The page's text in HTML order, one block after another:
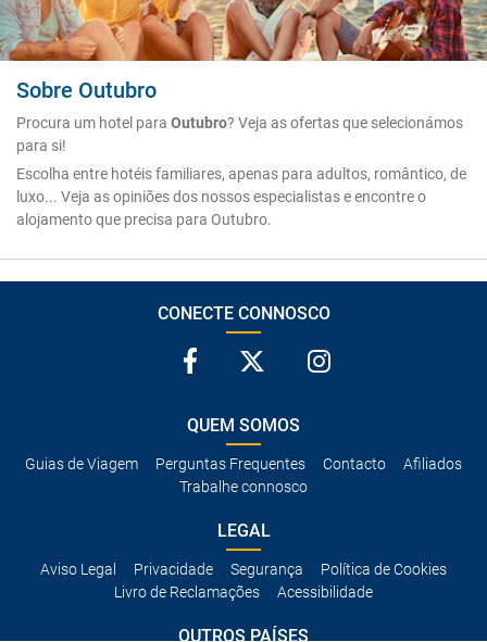
Sobre Outubro
Procura um hotel para Outubro? Veja as ofertas que selecionámos
para si!
Escolha entre hotéis familiares, apenas para adultos, romântico, de
luxo... Veja as opiniões dos nossos especialistas e encontre o
alojamento que precisa para Outubro.
CONECTE CONNOSCO
QUEM SOMOS
Guias de Viagem Perguntas Frequentes Contacto
Afiliados
Trabalhe connosco
LEGAL
Aviso Legal Privacidade Segurança
Política de Cookies
Livro de Reclamações
Acessibilidade
OUTROS PAÍSES